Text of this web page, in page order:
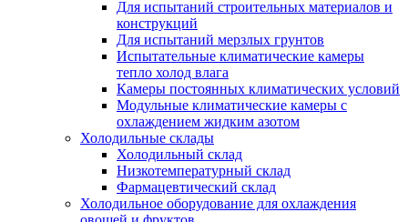
Для испытаний строительных материалов и
конструкций
Для испытаний мерзлых грунтов
Испытательные климатические камеры
тепло холод влага
Камеры постоянных климатических условий
Модульные климатические камеры с
охлаждением жидким азотом
Холодильные склады
Холодильный склад
Низкотемпературный склад
Фармацевтический склад
Холодильное оборудование для охлаждения